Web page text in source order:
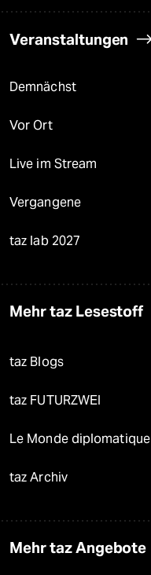
Veranstaltungen
Demnächst
Vor Ort
Live im Stream
Vergangene
taz lab 2027
Mehr taz Lesestoff
taz Blogs
taz FUTURZWEI
Le Monde diplomatique
taz Archiv
Mehr taz Angebote